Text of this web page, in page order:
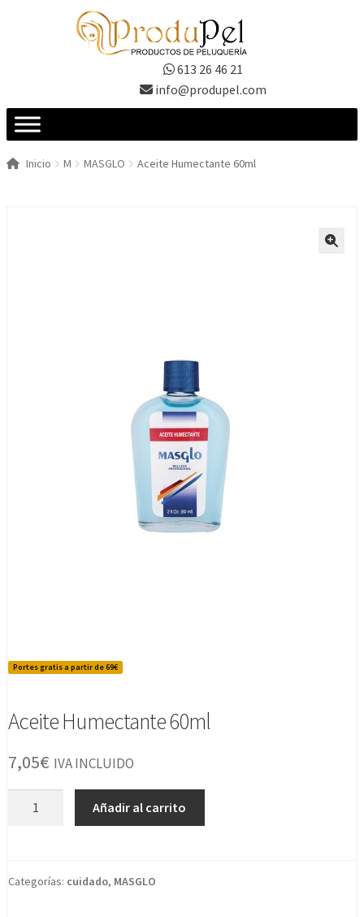
613 26 46 21
info@produpel.com
Inicio M MASGLO Aceite Humectante 60ml
Portes gratis a partir de 69€
Aceite Humectante 60ml
7,05€ IVA INCLUIDO
Añadir al carrito
Categorías: cuidado, MASGLO